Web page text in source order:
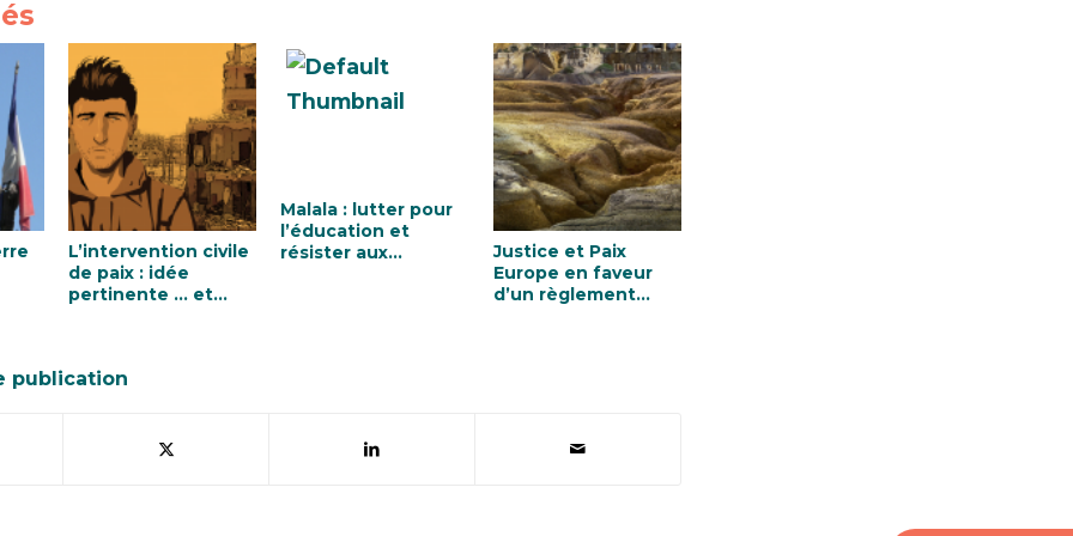
L’intervention civile
de paix : idée
pertinente … et
Malala : lutter pour
l’éducation et
résister aux
Justice et Paix
Europe en faveur
d’un règlement
publication